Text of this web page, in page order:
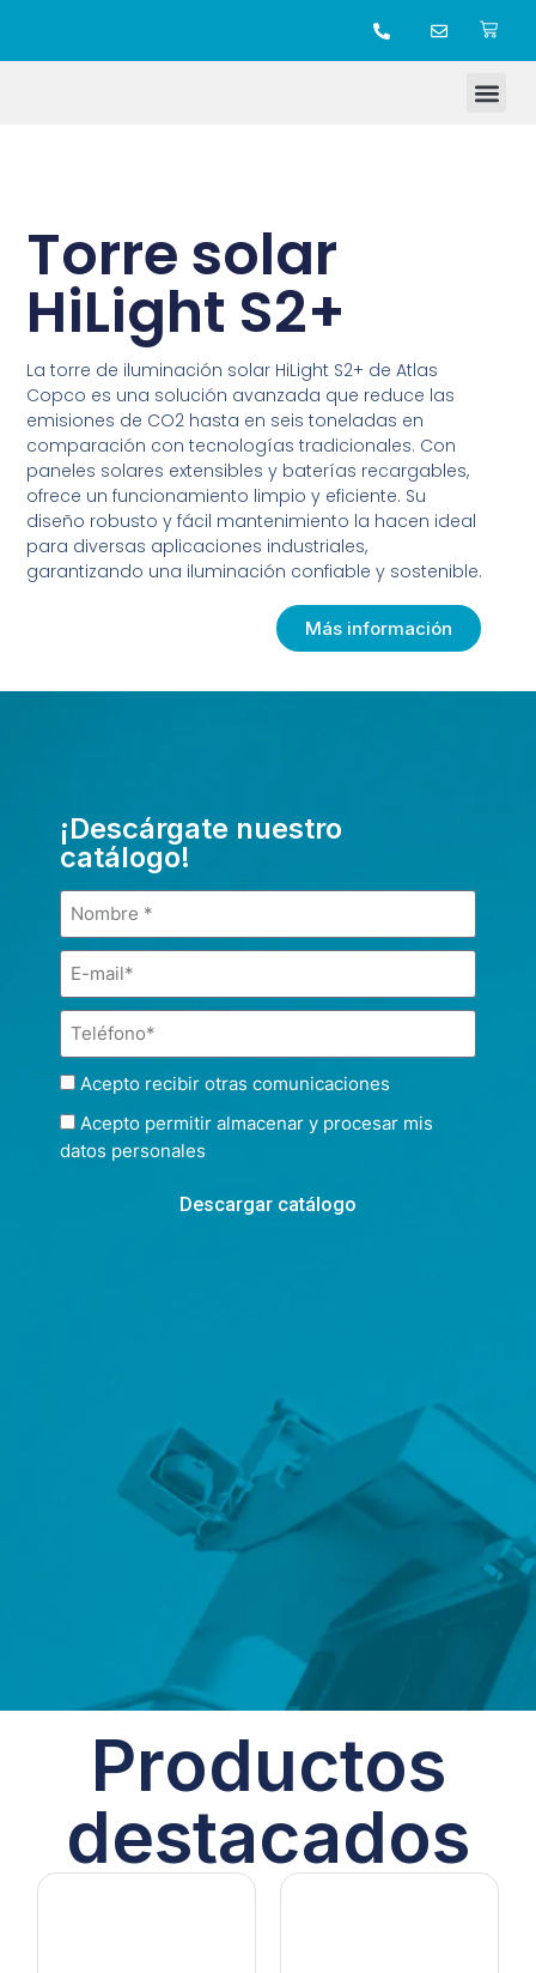
Torre solar
HiLight S2+
La torre de iluminación solar HiLight S2+ de Atlas
Copco es una solución avanzada que reduce las
emisiones de CO2 hasta en seis toneladas en
comparación con tecnologías tradicionales. Con
paneles solares extensibles y baterías recargables,
ofrece un funcionamiento limpio y eficiente. Su
diseño robusto y fácil mantenimiento la hacen ideal
para diversas aplicaciones industriales,
garantizando una iluminación confiable y sostenible.
Más información
¡Descárgate nuestro
catálogo!
Acepto recibir otras comunicaciones
Acepto permitir almacenar y procesar mis
datos personales
Descargar catálogo
Productos
destacados